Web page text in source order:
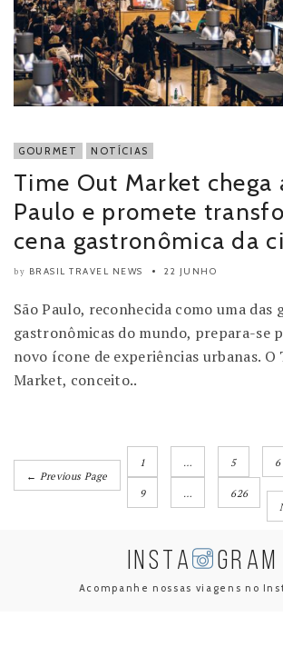
GOURMET NOTÍCIAS
Time Out Market chega
Paulo e promete
cena gastronômica da
by BRASIL TRAVEL NEWS 22 JUNHO
São Paulo, reconhecida como uma das
gastronômicas do mundo, prepara-se
novo ícone de experiências urbanas. O
Market, conceito..
← Previous Page
1 … 5 6
9 …
626
INSTA GRAM
Acompanhe nossas viagens no